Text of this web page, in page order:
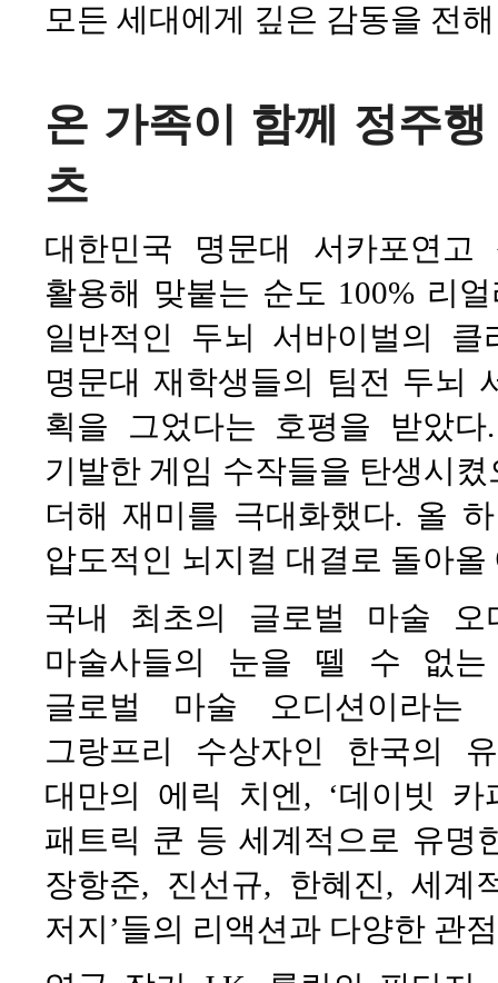
모든 세대에게 깊은 감동을 전
온 가족이 함께 정주
츠
대한민국 명문대 서카포연
활용해 맞붙는 순도 100% 리
일반적인 두뇌 서바이벌의
명문대 재학생들의 팀전 두뇌
획을 그었다는 호평을 받았
기발한 게임 수작들을 탄생시
더해 재미를 극대화했다. 올
압도적인 뇌지컬 대결로 돌아올
국내 최초의 글로벌 마술 오
마술사들의 눈을 뗄 수 없는
글로벌 마술 오디션이라는
그랑프리 수상자인 한국의
대만의 에릭 치엔, ‘데이빗
패트릭 쿤 등 세계적으로 유명
장항준, 진선규, 한혜진, 세
저지’들의 리액션과 다양한 관